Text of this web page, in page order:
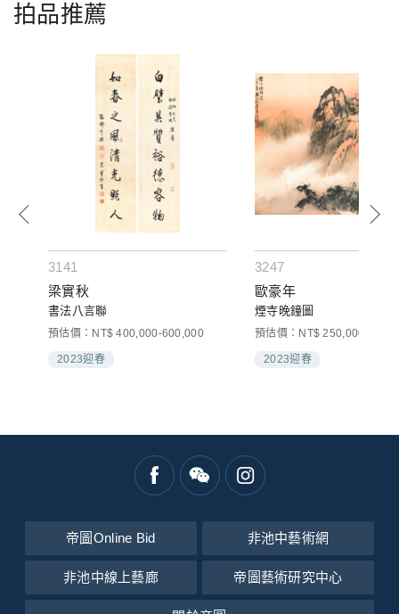
拍品推薦
3141
梁實秋
書法八言聯
預估價：NT$ 400,000-600,000
2023迎春
3247
歐豪年
煙寺晚鐘圖
預估價：NT$ 250,000-
2023迎春
帝圖Online Bid 非池中藝術網
非池中線上藝廊 帝圖藝術研究中心